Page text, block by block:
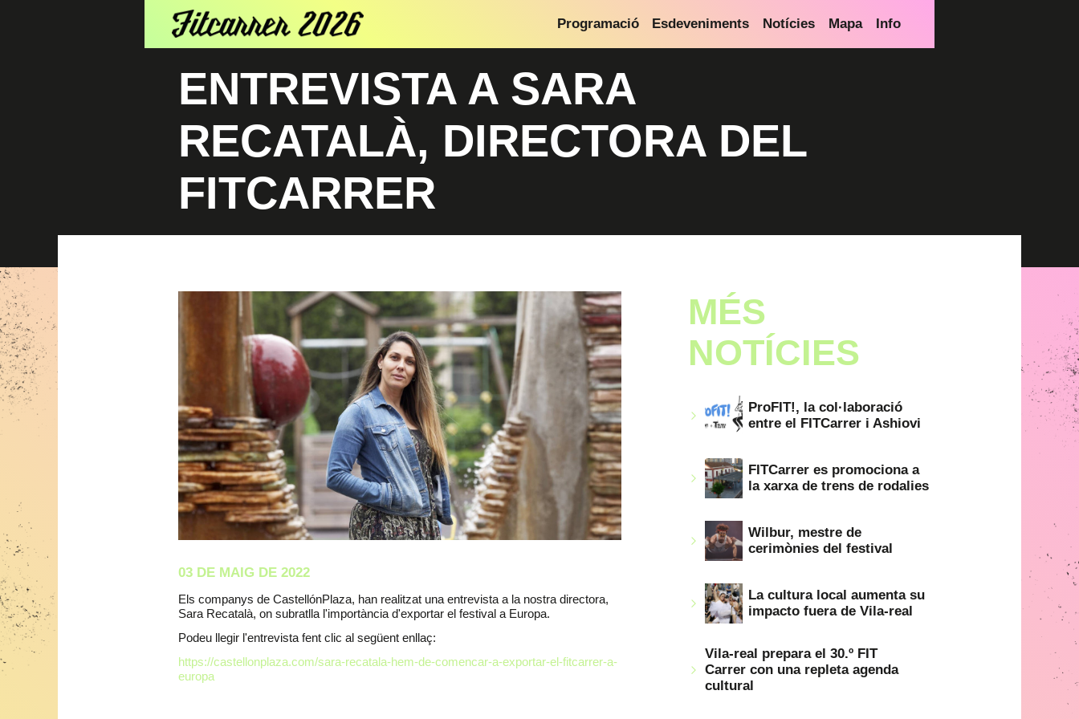
Programació Esdeveniments Notícies Mapa Info
ENTREVISTA A SARA
RECATALÀ, DIRECTORA DEL
FITCARRER
03 DE MAIG DE 2022
Els companys de CastellónPlaza, han realitzat una entrevista a la nostra directora,
Sara Recatalà, on subratlla l'importància d'exportar el festival a Europa.
Podeu llegir l'entrevista fent clic al següent enllaç:
https://castellonplaza.com/sara-recatala-hem-de-comencar-a-exportar-el-fitcarrer-a-
europa
MÉS
NOTÍCIES
ProFIT!, la col·laboració
entre el FITCarrer i Ashiovi
FITCarrer es promociona a
la xarxa de trens de rodalies
Wilbur, mestre de
cerimònies del festival
La cultura local aumenta su
impacto fuera de Vila-real
Vila-real prepara el 30.º FIT
Carrer con una repleta agenda
cultural